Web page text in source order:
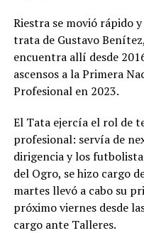
Riestra se movió rápido
trata de Gustavo
encuentra allí desde
ascensos a la Primera
Profesional en 2023.
El Tata ejercía el rol de
profesional: servía de
dirigencia y los
del Ogro, se hizo cargo
martes llevó a cabo su
próximo viernes desde
cargo ante Talleres.